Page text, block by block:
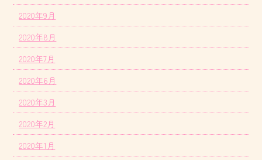
2020年9月
2020年8月
2020年7月
2020年6月
2020年3月
2020年2月
2020年1月